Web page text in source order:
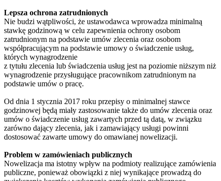
Lepsza ochrona zatrudnionych
Nie budzi wątpliwości, że ustawodawca wprowadza minimalną
stawkę godzinową w celu zapewnienia ochrony osobom
zatrudnionym na podstawie umów zlecenia oraz osobom
współpracującym na podstawie umowy o świadczenie usług,
których wynagrodzenie
z tytułu zlecenia lub świadczenia usług jest na poziomie niższym niż
wynagrodzenie przysługujące pracownikom zatrudnionym na
podstawie umów o pracę.
Od dnia 1 stycznia 2017 roku przepisy o minimalnej stawce
godzinowej będą miały zastosowanie także do umów zlecenia oraz
umów o świadczenie usług zawartych przed tą datą, w związku
zarówno dający zlecenia, jak i zamawiający usługi powinni
dostosować zawarte umowy do omawianej nowelizacji.
Problem w zamówieniach publicznych
Nowelizacja ma istotny wpływ na podmioty realizujące zamówienia
publiczne, ponieważ obowiązki z niej wynikające prowadzą do